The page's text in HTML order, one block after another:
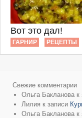
Вот это дал!
ГАРНИР РЕЦЕПТЫ
Свежие комментарии
Ольга Бакланова к
Лилия к записи
Ольга Бакланова к